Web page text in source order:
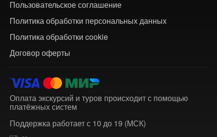
Пользовательское соглашение
Политика обработки персональных данных
Политика обработки cookie
Договор оферты
Оплата экскурсий и туров происходит с помощью
платёжных систем
Поддержка работает с 10 до 19 (МСК)